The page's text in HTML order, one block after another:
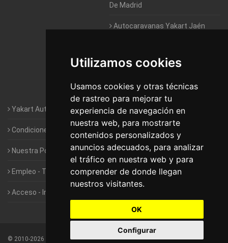
Utilizamos cookies
Usamos cookies y otras técnicas
de rastreo para mejorar tu
experiencia de navegación en
nuestra web, para mostrarte
contenidos personalizados y
anuncios adecuados, para analizar
el tráfico en nuestra web y para
comprender de donde llegan
nuestros visitantes.
OK
Configurar
De Madrid
Autocaravanas Yakart Jaén
Autocaravanas Yakart Valencia
Autocaravanas Yakart Vitoria
Yakart Autocaravanas · La empresa
Condiciones de Alquiler de Yakart
Nuestra Política de Privacidad
Empleo - Trabaja con nosotros
Acceso - Intranet de Franquiciados
© 2010-2026 Yakart Autocaravanas · Todos los derechos reservados